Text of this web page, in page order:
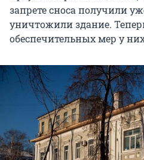
запрете сноса получили
уничтожили здание.
обеспечительных мер у